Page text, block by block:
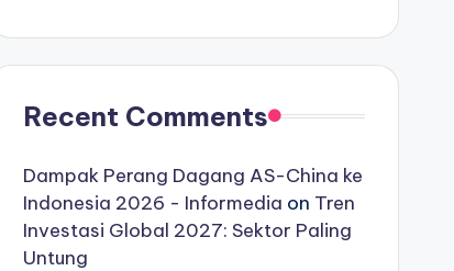
Recent Comments
Dampak Perang Dagang AS-China ke
Indonesia 2026 - Informedia on Tren
Investasi Global 2027: Sektor Paling
Untung